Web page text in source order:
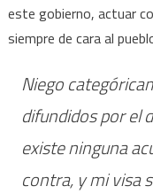
este gobierno, actuar
siempre de cara al
Niego
difundidos por el
existe ninguna
contra, y mi visa